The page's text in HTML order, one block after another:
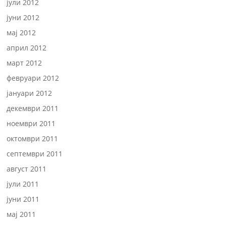
јули 2012
јуни 2012
мај 2012
април 2012
март 2012
февруари 2012
јануари 2012
декември 2011
ноември 2011
октомври 2011
септември 2011
август 2011
јули 2011
јуни 2011
мај 2011